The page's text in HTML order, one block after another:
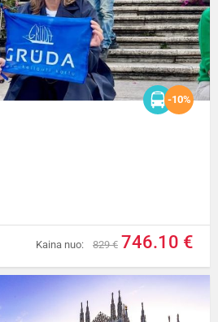
-10%
Kaina nuo: 829 € 746.10 €